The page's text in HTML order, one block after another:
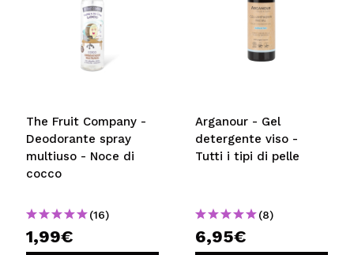
The Fruit Company -
Deodorante spray
multiuso - Noce di
cocco
(16)
1,99€
Arganour - Gel
detergente viso -
Tutti i tipi di pelle
(8)
6,95€